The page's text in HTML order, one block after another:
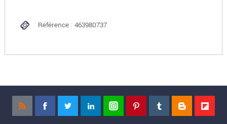
Référence : 463980737